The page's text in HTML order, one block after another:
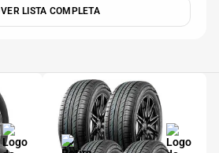
VER LISTA COMPLETA